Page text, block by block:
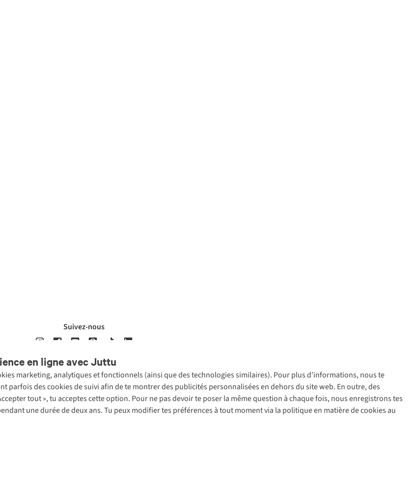
en ligne avec Juttu
marketing, analytiques et fonctionnels (ainsi que des technologies similaires). Pour plus d’informations, nous te
parfois des cookies de suivi afin de te montrer des publicités personnalisées en dehors du site web. En outre, des
tout », tu acceptes cette option. Pour ne pas devoir te poser la même question à chaque fois, nous enregistrons tes
une durée de deux ans. Tu peux modifier tes préférences à tout moment via la politique en matière de cookies au
Suivez-nous
Politique de confidentialté Conditions générales Cookie policy